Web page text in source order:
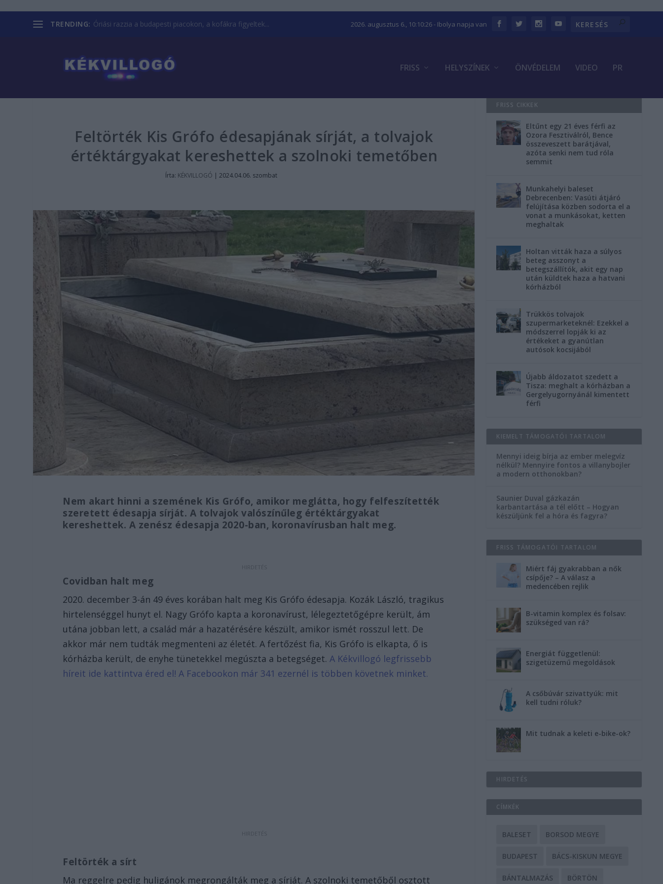
TRENDING: Óriási razzia a budapesti piacokon, a kofákra figyeltek... 2026. augusztus 6., 10:10:27- Ibolya napja van
FRISS HELYSZÍNEK ÖNVÉDELEM VIDEO PR
Feltörték Kis Grófo édesapjának sírját, a tolvajok
értéktárgyakat kereshettek a szolnoki temetőben
Írta: KÉKVILLOGÓ | 2024.04.06. szombat
Nem akart hinni a szemének Kis Grófo, amikor meglátta, hogy felfeszítették
szeretett édesapja sírját. A tolvajok valószínűleg értéktárgyakat
kereshettek. A zenész édesapja 2020-ban, koronavírusban halt meg.
Covidban halt meg
2020. december 3-án 49 éves korában halt meg Kis Grófo édesapja. Kozák László, tragikus
hirtelenséggel hunyt el. Nagy Grófo kapta a koronavírust, lélegeztetőgépre került, ám
utána jobban lett, a család már a hazatérésére készült, amikor ismét rosszul lett. De
akkor már nem tudták megmenteni az életét. A fertőzést fia, Kis Grófo is elkapta, ő is
kórházba került, de enyhe tünetekkel megúszta a betegséget.A Kékvillogó legfrissebb
híreit ide kattintva éred el! A Facebookon már 341 ezernél is többen követnek minket.
Feltörték a sírt
Ma reggelre pedig huligánok megrongálták meg a sírját. A szolnoki temetőből osztott
FRISS CIKKEK
Eltűnt egy 21 éves férfi az
Ozora Fesztiválról, Bence
összeveszett barátjával,
azóta senki nem tud róla
semmit
Munkahelyi baleset
Debrecenben: Vasúti átjáró
felújítása közben sodorta el a
vonat a munkásokat, ketten
meghaltak
Holtan vitták haza a súlyos
beteg asszonyt a
betegszállítók, akit egy nap
után küldtek haza a hatvani
kórházból
Trükkös tolvajok
szupermarketeknél: Ezekkel a
módszerrel lopják ki az
értékeket a gyanútlan
autósok kocsijából
Újabb áldozatot szedett a
Tisza: meghalt a kórházban a
Gergelyugornyánál kimentett
férfi
KIEMELT TÁMOGATÓI TARTALOM
Mennyi ideig bírja az ember melegvíz
nélkül? Mennyire fontos a villanybojler
a modern otthonokban?
Saunier Duval gázkazán
karbantartása a tél előtt – Hogyan
készüljünk fel a hóra és fagyra?
FRISS TÁMOGATÓI TARTALOM
Miért fáj gyakrabban a nők
csípője? – A válasz a
medencében rejlik
B-vitamin komplex és folsav:
szükséged van rá?
Energiát függetlenül:
szigetüzemű megoldások
A csőbúvár szivattyúk: mit
kell tudni róluk?
Mit tudnak a keleti e-bike-ok?
HIRDETÉS
CÍMKÉK
BALESET BORSOD MEGYE
BUDAPEST BÁCS-KISKUN MEGYE
BÁNTALMAZÁS BÖRTÖN